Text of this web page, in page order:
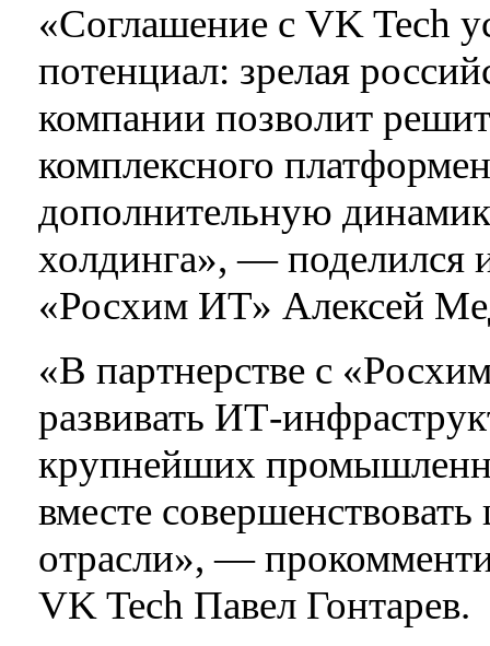
«Соглашение с VK Tech
потенциал: зрелая
компании позволит
комплексного
дополнительную
холдинга», — поделился
«Росхим ИТ» Алексей
«В партнерстве с
развивать ИТ-
крупнейших
вместе
отрасли», —
VK Tech Павел Гонтарев.